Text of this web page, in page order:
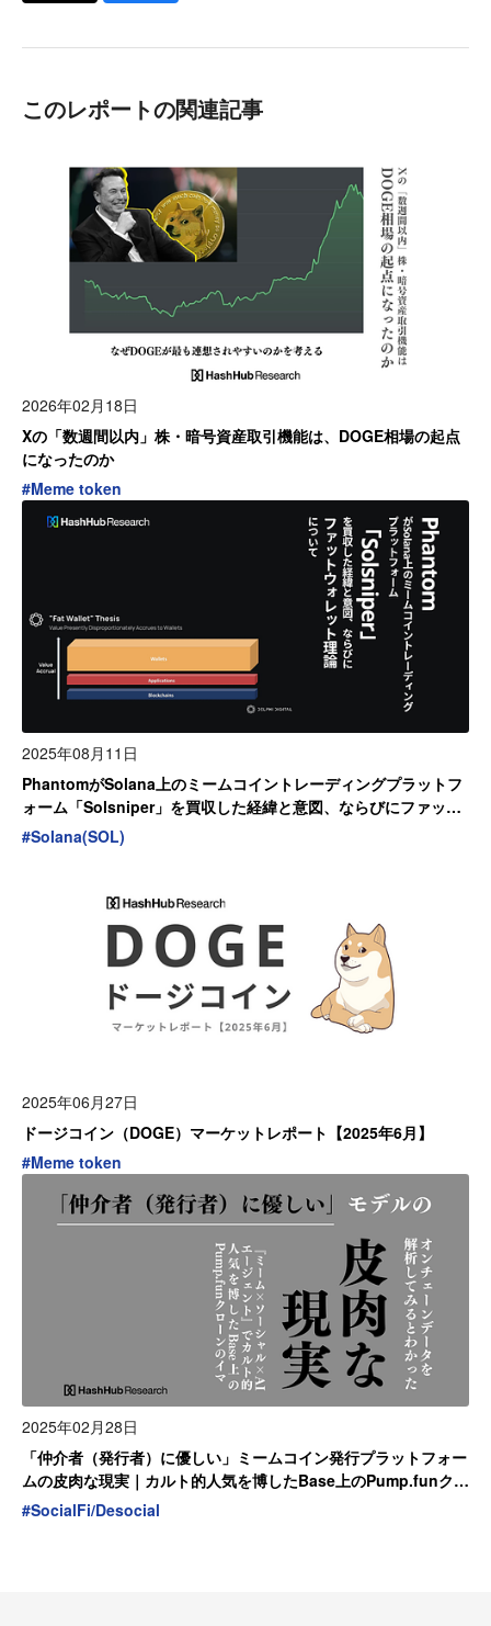
このレポートの関連記事
2026年02月18日
Xの「数週間以内」株・暗号資産取引機能は、DOGE相場の起点
になったのか
#Meme token
2025年08月11日
PhantomがSolana上のミームコイントレーディングプラットフ
ォーム「Solsniper」を買収した経緯と意図、ならびにファット
ウォレット理論について
#Solana(SOL)
2025年06月27日
ドージコイン（DOGE）マーケットレポート【2025年6月】
#Meme token
2025年02月28日
「仲介者（発行者）に優しい」ミームコイン発行プラットフォー
ムの皮肉な現実｜カルト的人気を博したBase上のPump.funクロ
ーンのイマ
#SocialFi/Desocial